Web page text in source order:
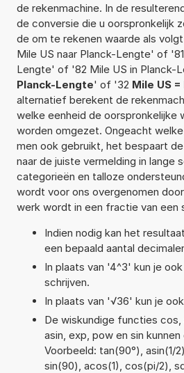
de rekenmachine. In de
de conversie die u oorspronkelijk
de om te rekenen waarde als
Mile US naar Planck-Lengte' of
Lengte' of '82 Mile US in Planck-
Planck-Lengte' of '32 Mile US
alternatief berekent de
welke eenheid de oorspronkelijke
worden omgezet. Ongeacht
men ook gebruikt, het bespaart
naar de juiste vermelding in lange
categorieën en talloze
wordt voor ons overgenomen
werk wordt in een fractie van een
Indien nodig kan het
een bepaald aantal
In plaats van '4^3' kun je
schrijven.
In plaats van '√36' kun je
De wiskundige functies cos,
asin, exp, pow en sin
Voorbeeld: tan(90°), asin(1/
sin(90), acos(1), cos(pi/2),